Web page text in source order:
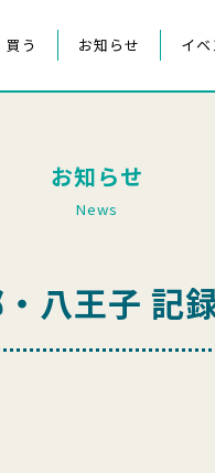
買う お知らせ イベ
お知らせ
News
八王子 記